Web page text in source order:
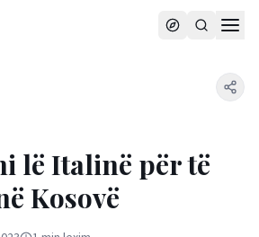
lë Italinë për të
Kosovë